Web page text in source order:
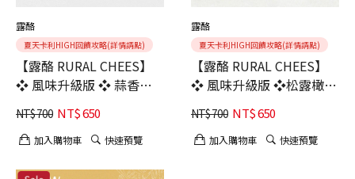
露酪
夏天卡利HIGH回饋攻略(詳情請點)
【露酪 RURAL CHEES】
❖ 風味升級版 ❖ 蒜香奧
勒岡橄欖油豆腐乳【六入
組】｜鹹香豐沛｜主廚最
愛 金獎
NT$700 NT$650
加入購物車 快速預覽
露酪
夏天卡利HIGH回饋攻略(詳情請點)
【露酪 RURAL CHEES】
❖ 風味升級版 ❖松露橄欖
油豆腐乳【六入組】｜清
雅馥郁｜經典熱銷
NT$700 NT$650
加入購物車 快速預覽